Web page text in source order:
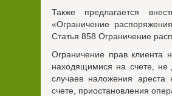
Также предлагается
«Ограничение
Статья 858 Ограничение
Ограничение прав клиента
находящимися на счете, не
случаев наложения
счете, приостановления